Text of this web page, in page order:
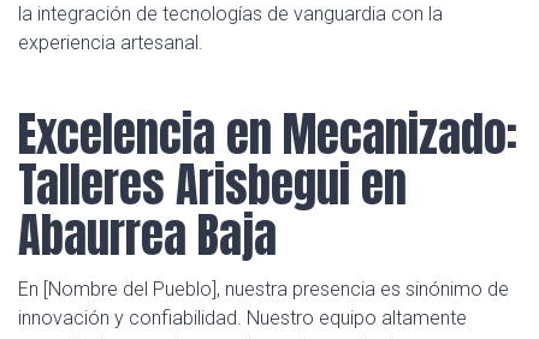
la integración de tecnologías de vanguardia con la
experiencia artesanal.
Excelencia en Mecanizado:
Talleres Arisbegui en
Abaurrea Baja
En [Nombre del Pueblo], nuestra presencia es sinónimo de
innovación y confiabilidad. Nuestro equipo altamente